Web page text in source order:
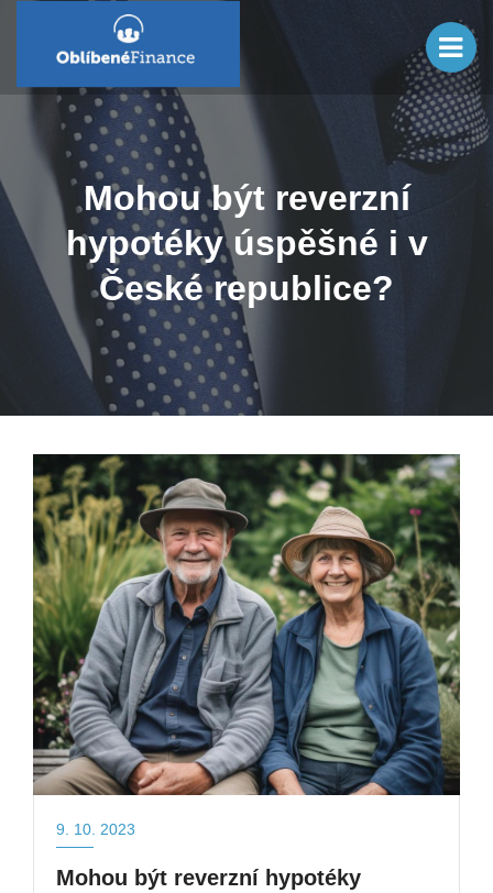
Mohou být reverzní
hypotéky úspěšné i v
České republice?
9. 10. 2023
Mohou být reverzní hypotéky